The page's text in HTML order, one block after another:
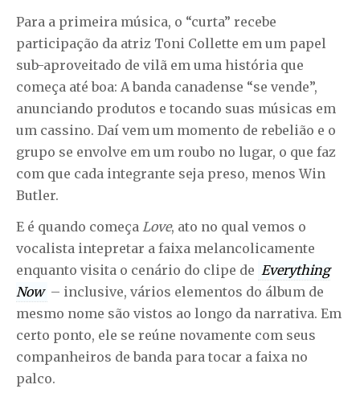
Para a primeira música, o “curta” recebe
participação da atriz Toni Collette em um papel
sub-aproveitado de vilã em uma história que
começa até boa: A banda canadense “se vende”,
anunciando produtos e tocando suas músicas em
um cassino. Daí vem um momento de rebelião e o
grupo se envolve em um roubo no lugar, o que faz
com que cada integrante seja preso, menos Win
Butler.
E é quando começa Love, ato no qual vemos o
vocalista intepretar a faixa melancolicamente
enquanto visita o cenário do clipe de Everything
Now – inclusive, vários elementos do álbum de
mesmo nome são vistos ao longo da narrativa. Em
certo ponto, ele se reúne novamente com seus
companheiros de banda para tocar a faixa no
palco.